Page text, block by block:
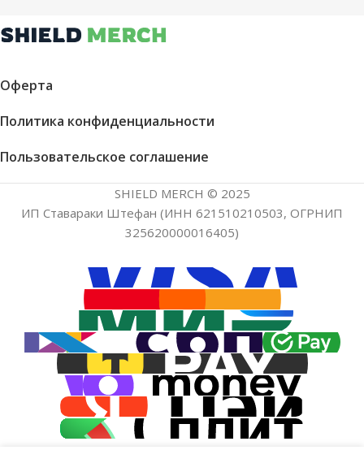
Оферта
Политика конфиденциальности
Пользовательское соглашение
SHIELD MERCH © 2025
ИП Ставараки Штефан (ИНН 621510210503, ОГРНИП
325620000016405)